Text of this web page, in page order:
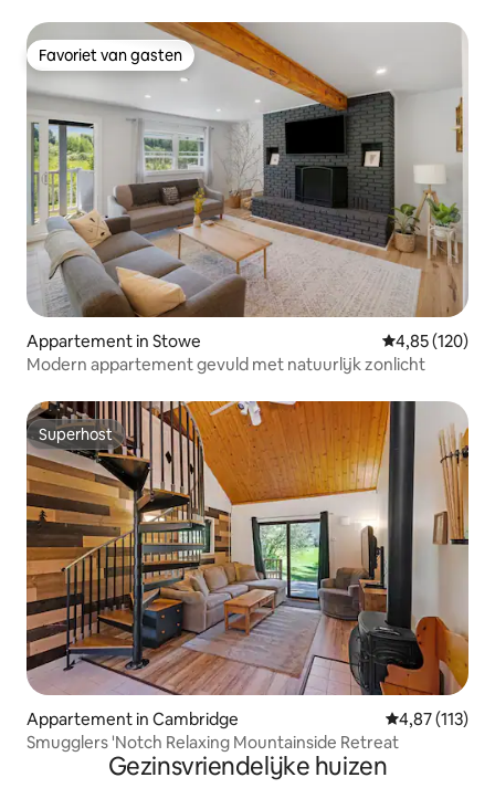
Favoriet van gasten
Favoriet van gasten
Appartement in Stowe Gemiddelde
4,85 (120)
Modern appartement gevuld met natuurlijk zonlicht
Superhost
Superhost
Appartement in Cambridge Gemiddelde
4,87 (113)
Smugglers 'Notch Relaxing Mountainside Retreat
Gezinsvriendelijke huizen